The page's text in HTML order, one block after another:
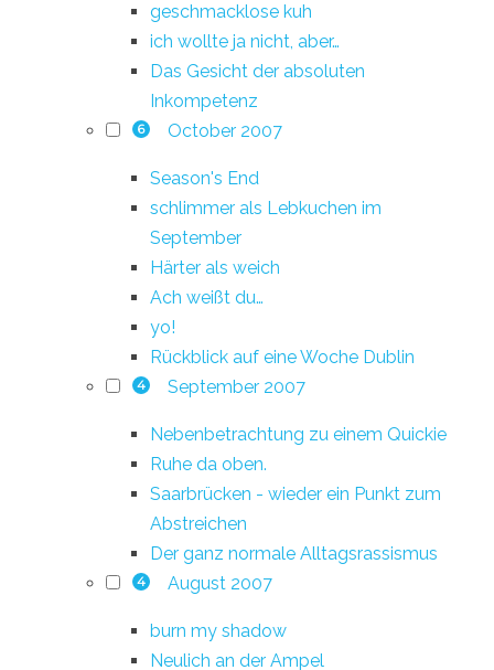
geschmacklose kuh
ich wollte ja nicht, aber…
Das Gesicht der absoluten
Inkompetenz
6 October 2007
Season's End
schlimmer als Lebkuchen im
September
Härter als weich
Ach weißt du…
yo!
Rückblick auf eine Woche Dublin
4 September 2007
Nebenbetrachtung zu einem Quickie
Ruhe da oben.
Saarbrücken - wieder ein Punkt zum
Abstreichen
Der ganz normale Alltagsrassismus
4 August 2007
burn my shadow
Neulich an der Ampel